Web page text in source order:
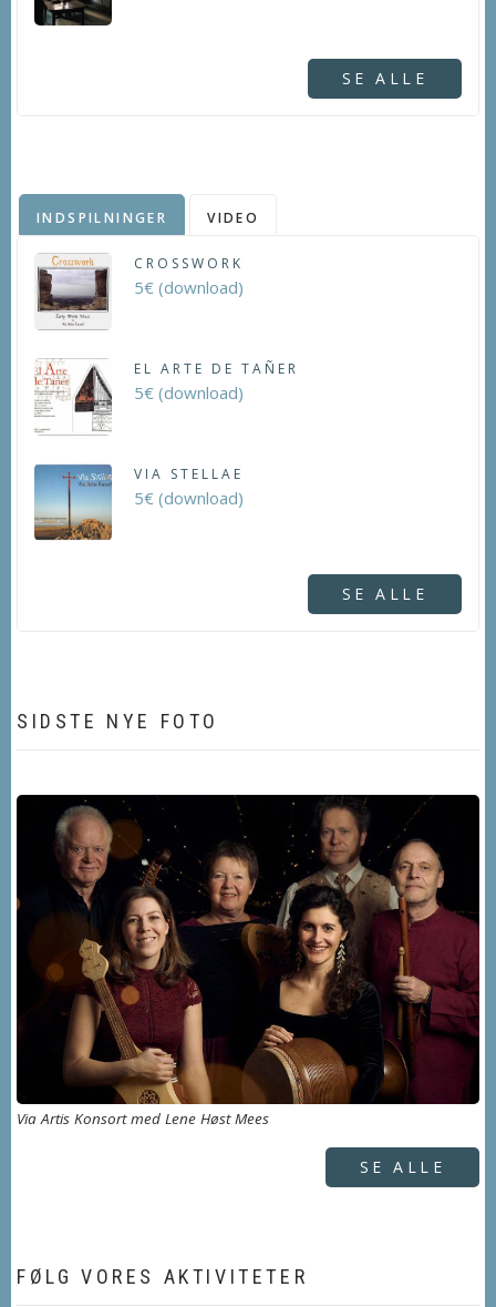
SE ALLE
INDSPILNINGER VIDEO
CROSSWORK
5€ (download)
EL ARTE DE TAÑER
5€ (download)
VIA STELLAE
5€ (download)
SE ALLE
SIDSTE NYE FOTO
Via Artis Konsort med Lene Høst Mees
SE ALLE
FØLG VORES AKTIVITETER